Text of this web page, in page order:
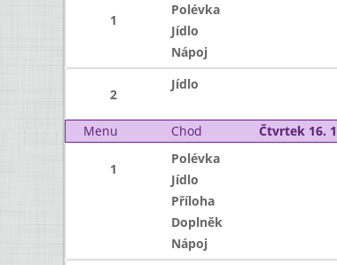
1
Polévka
Jídlo
Nápoj
2
Jídlo
Menu Chod Čtvrtek 16.
1
Polévka
Jídlo
Příloha
Doplněk
Nápoj